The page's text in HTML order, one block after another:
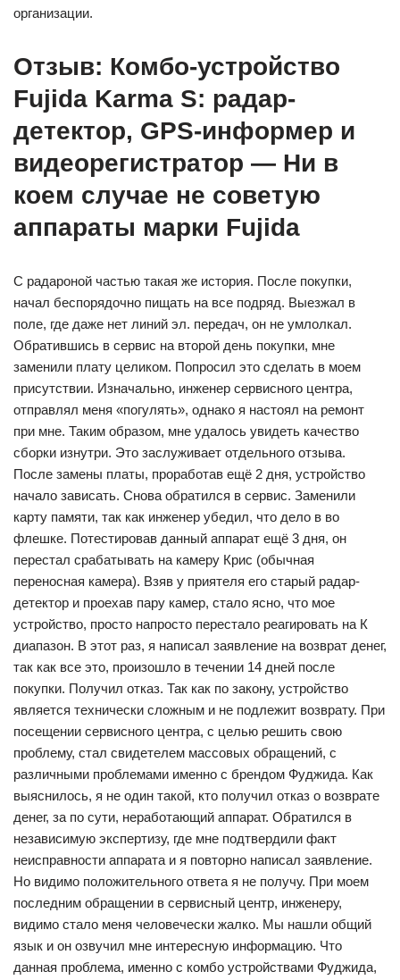
организации.
Отзыв: Комбо-устройство
Fujida Karma S: радар-
детектор, GPS-информер и
видеорегистратор — Ни в
коем случае не советую
аппараты марки Fujida
С радароной частью такая же история. После покупки,
начал беспорядочно пищать на все подряд. Выезжал в
поле, где даже нет линий эл. передач, он не умлолкал.
Обратившись в сервис на второй день покупки, мне
заменили плату целиком. Попросил это сделать в моем
присутствии. Изначально, инженер сервисного центра,
отправлял меня «погулять», однако я настоял на ремонт
при мне. Таким образом, мне удалось увидеть качество
сборки изнутри. Это заслуживает отдельного отзыва.
После замены платы, проработав ещё 2 дня, устройство
начало зависать. Снова обратился в сервис. Заменили
карту памяти, так как инженер убедил, что дело в во
флешке. Потестировав данный аппарат ещё 3 дня, он
перестал срабатывать на камеру Крис (обычная
переносная камера). Взяв у приятеля его старый радар-
детектор и проехав пару камер, стало ясно, что мое
устройство, просто напросто перестало реагировать на К
диапазон. В этот раз, я написал заявление на возврат денег,
так как все это, произошло в течении 14 дней после
покупки. Получил отказ. Так как по закону, устройство
является технически сложным и не подлежит возврату. При
посещении сервисного центра, с целью решить свою
проблему, стал свидетелем массовых обращений, с
различными проблемами именно с брендом Фуджида. Как
выяснилось, я не один такой, кто получил отказ о возврате
денег, за по сути, неработающий аппарат. Обратился в
независимую экспертизу, где мне подтвердили факт
неисправности аппарата и я повторно написал заявление.
Но видимо положительного ответа я не получу. При моем
последним обращении в сервисный центр, инженеру,
видимо стало меня человечески жалко. Мы нашли общий
язык и он озвучил мне интересную информацию. Что
данная проблема, именно с комбо устройствами Фуджида,